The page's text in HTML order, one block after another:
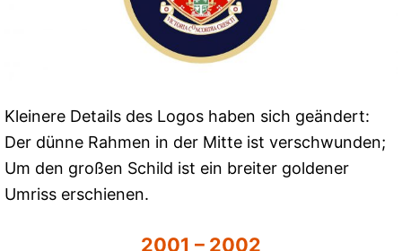
Kleinere Details des Logos haben sich geändert:
Der dünne Rahmen in der Mitte ist verschwunden;
Um den großen Schild ist ein breiter goldener
Umriss erschienen.
2001 – 2002